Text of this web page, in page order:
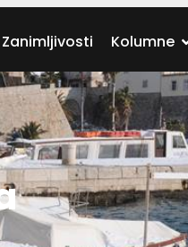
Zanimljivosti Kolumne